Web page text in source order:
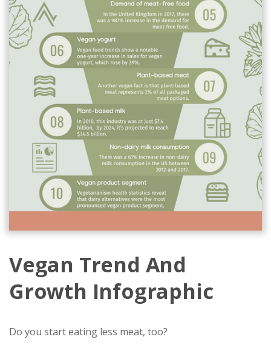
Vegan Trend And
Growth Infographic
Do you start eating less meat, too?